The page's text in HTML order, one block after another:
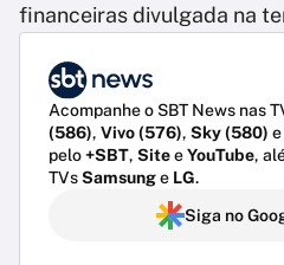
financeiras divulgada na
Acompanhe o SBT News nas
(586), Vivo (576), Sky (580) e
pelo+SBT, SiteeYouTube,
TVsSamsunge LG.
Siga no